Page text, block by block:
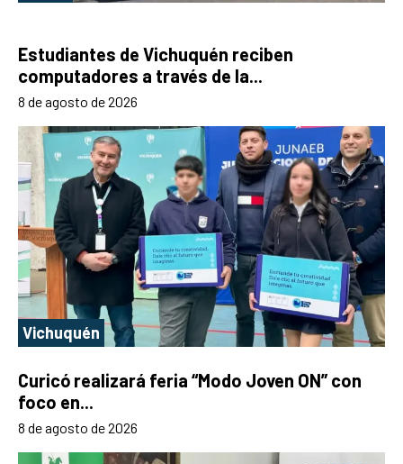
Estudiantes de Vichuquén reciben
computadores a través de la...
8 de agosto de 2026
Vichuquén
Curicó realizará feria “Modo Joven ON” con
foco en...
8 de agosto de 2026